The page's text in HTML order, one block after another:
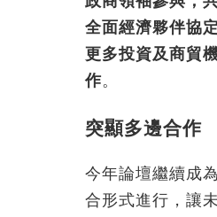
全面經濟夥伴協
更多投資及商貿
作。
突顯多邊合作
今年論壇繼續成
合形式進行，讓